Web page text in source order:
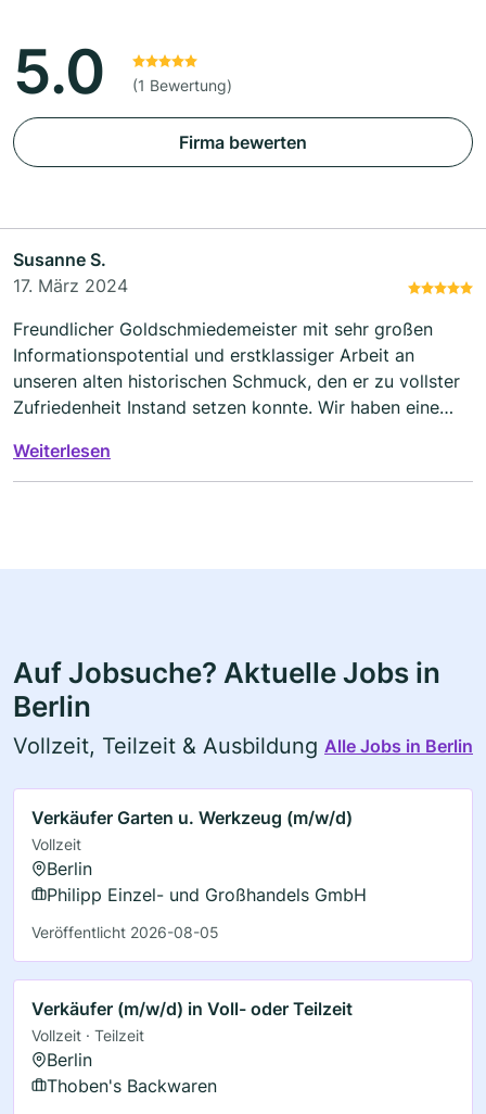
5.0 (1 Bewertung)
Firma bewerten
Susanne S.
17. März 2024
Freundlicher Goldschmiedemeister mit sehr großen
Informationspotential und erstklassiger Arbeit an
unseren alten historischen Schmuck, den er zu vollster
Zufriedenheit Instand setzen konnte. Wir haben eine
nicht zu letzen Male, dass wir seine Kompetenz in
Anspruch nehmen werden.
Weiterlesen
Auf Jobsuche? Aktuelle Jobs in
Berlin
Vollzeit, Teilzeit & Ausbildung Alle Jobs in Berlin
Verkäufer Garten u. Werkzeug (m/w/d)
Vollzeit
Berlin
Philipp Einzel- und Großhandels GmbH
Veröffentlicht 2026-08-05
Verkäufer (m/w/d) in Voll- oder Teilzeit
Vollzeit · Teilzeit
Berlin
Thoben's Backwaren